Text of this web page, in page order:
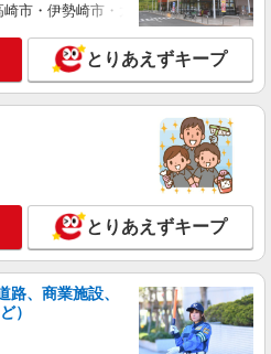
市・伊勢崎市・太田市・館林市・藤
とりあえずキープ
とりあえずキープ
路、商業施設、
）